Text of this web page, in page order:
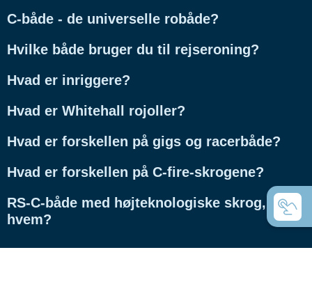
C-både - de universelle robåde?
Hvilke både bruger du til rejseroning?
Hvad er inriggere?
Hvad er Whitehall rojoller?
Hvad er forskellen på gigs og racerbåde?
Hvad er forskellen på C-fire-skrogene?
RS-C-både med højteknologiske skrog, for
hvem?